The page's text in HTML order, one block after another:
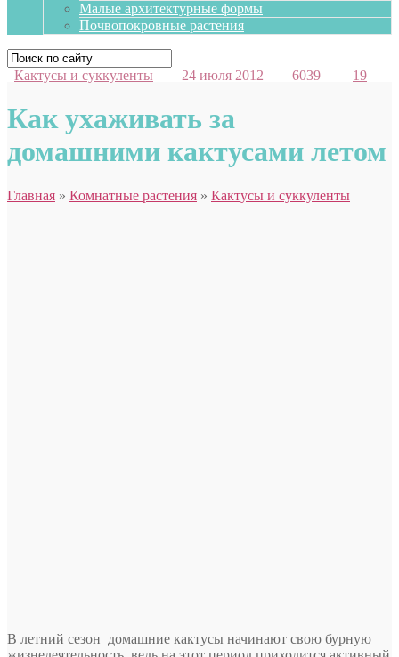
Малые архитектурные формы
Почвопокровные растения
Кактусы и суккуленты 24 июля 2012 6039 19
Как ухаживать за
домашними кактусами летом
Главная » Комнатные растения » Кактусы и суккуленты
В летний сезон домашние кактусы начинают свою бурную